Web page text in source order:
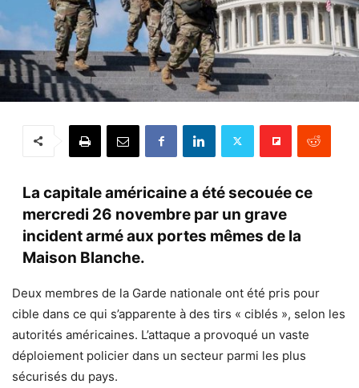
La capitale américaine a été secouée ce
mercredi 26 novembre par un grave
incident armé aux portes mêmes de la
Maison Blanche.
Deux membres de la Garde nationale ont été pris pour
cible dans ce qui s’apparente à des tirs « ciblés », selon les
autorités américaines. L’attaque a provoqué un vaste
déploiement policier dans un secteur parmi les plus
sécurisés du pays.